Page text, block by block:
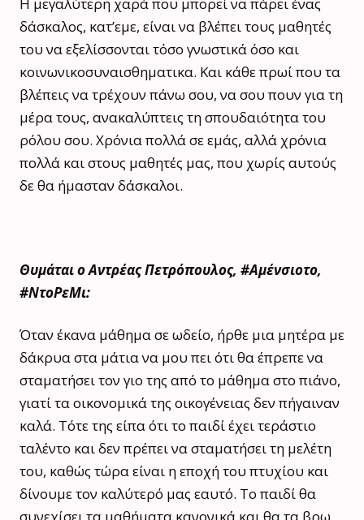
Η μεγαλύτερη χαρά που μπορεί να πάρει ένας
δάσκαλος, κατ’εμε, είναι να βλέπει τους μαθητές
του να εξελίσσονται τόσο γνωστικά όσο και
κοινωνικοσυναισθηματικα. Και κάθε πρωί που τα
βλέπεις να τρέχουν πάνω σου, να σου πουν για τη
μέρα τους, ανακαλύπτεις τη σπουδαιότητα του
ρόλου σου. Χρόνια πολλά σε εμάς, αλλά χρόνια
πολλά και στους μαθητές μας, που χωρίς αυτούς
δε θα ήμασταν δάσκαλοι.
Θυμάται ο Αντρέας Πετρόπουλος, #Αμένσιοτο,
#ΝτοΡεΜι:
Όταν έκανα μάθημα σε ωδείο, ήρθε μια μητέρα με
δάκρυα στα μάτια να μου πει ότι θα έπρεπε να
σταματήσει τον γιο της από το μάθημα στο πιάνο,
γιατί τα οικονομικά της οικογένειας δεν πήγαιναν
καλά. Τότε της είπα ότι το παιδί έχει τεράστιο
ταλέντο και δεν πρέπει να σταματήσει τη μελέτη
του, καθώς τώρα είναι η εποχή του πτυχίου και
δίνουμε τον καλύτερό μας εαυτό. Το παιδί θα